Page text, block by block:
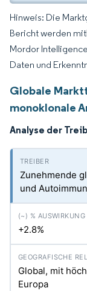
Hinweis: Die
Bericht werden
Mordor
Daten und
Globale
monoklonale
Analyse der
Zunehmende
und
+2.8%
Global, mit
Europa